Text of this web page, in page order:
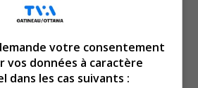
votre consentement
vos données à caractère
dans les cas suivants :